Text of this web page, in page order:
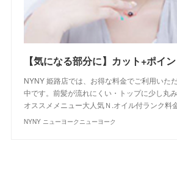
NYNY 姫路店では、お得な料金でご利用いた
中です。前髪が流れにくい・トップに少し丸
オススメメニュー大人気Ｎ.オイル付ランク料
NYNY ニューヨークニューヨーク